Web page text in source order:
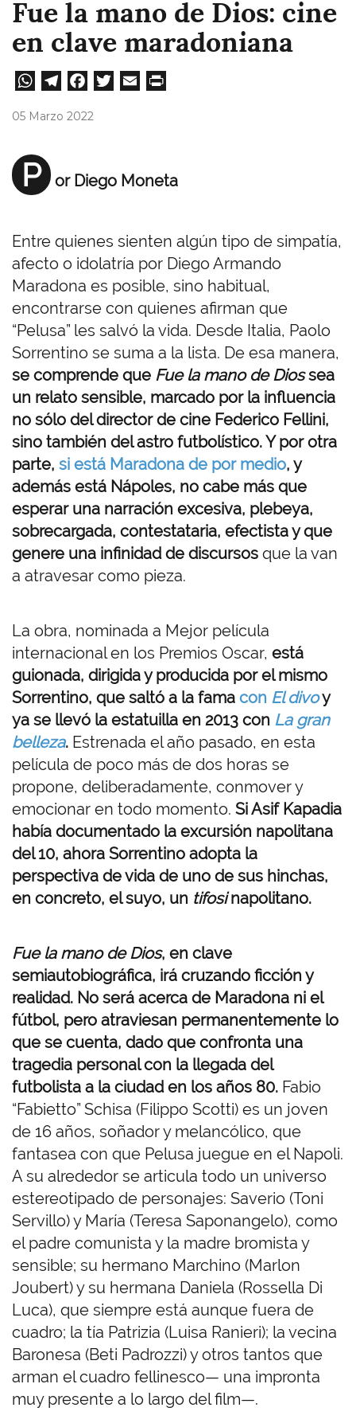
Fue la mano de Dios: cine
en clave maradoniana
W
A
pp
Te
m
Fa
05 Marzo 2022
P or Diego Moneta
Entre quienes sienten algún tipo de simpatía,
afecto o idolatría por Diego Armando
Maradona es posible, sino habitual,
encontrarse con quienes afirman que
“Pelusa” les salvó la vida. Desde Italia, Paolo
Sorrentino se suma a la lista. De esa manera,
se comprende que Fue la mano de Diossea
un relato sensible, marcado por la influencia
no sólo del director de cine Federico Fellini,
sino también del astro futbolístico. Y por otra
parte, si está Maradona de por medio, y
además está Nápoles, no cabe más que
esperar una narración excesiva, plebeya,
sobrecargada, contestataria, efectista y que
genere una infinidad de discursos que la van
a atravesar como pieza.
La obra, nominada a Mejor película
internacional en los Premios Oscar, está
guionada, dirigida y producida por el mismo
Sorrentino, que saltó a la fama con El divoy
ya se llevó la estatuilla en 2013 con La gran
belleza. Estrenada el año pasado, en esta
película de poco más de dos horas se
propone, deliberadamente, conmover y
emocionar en todo momento. Si Asif Kapadia
había documentado la excursión napolitana
del 10, ahora Sorrentino adopta la
perspectiva de vida de uno de sus hinchas,
en concreto, el suyo, un tifosinapolitano.
Fue la mano de Dios, en clave
semiautobiográfica, irá cruzando ficción y
realidad. No será acerca de Maradona ni el
fútbol, pero atraviesan permanentemente lo
que se cuenta, dado que confronta una
tragedia personal con la llegada del
futbolista a la ciudad en los años 80. Fabio
“Fabietto” Schisa (Filippo Scotti) es un joven
de 16 años, soñador y melancólico, que
fantasea con que Pelusa juegue en el Napoli.
A su alrededor se articula todo un universo
estereotipado de personajes: Saverio (Toni
Servillo) y María (Teresa Saponangelo), como
el padre comunista y la madre bromista y
sensible; su hermano Marchino (Marlon
Joubert) y su hermana Daniela (Rossella Di
Luca), que siempre está aunque fuera de
cuadro; la tía Patrizia (Luisa Ranieri); la vecina
Baronesa (Beti Padrozzi) y otros tantos que
arman el cuadro fellinesco— una impronta
muy presente a lo largo del film—.